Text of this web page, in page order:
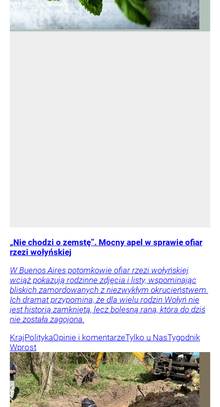
„Nie chodzi o zemstę”. Mocny apel w sprawie ofiar
rzezi wołyńskiej
W Buenos Aires potomkowie ofiar rzezi wołyńskiej
wciąż pokazują rodzinne zdjęcia i listy, wspominając
bliskich zamordowanych z niezwykłym okrucieństwem.
Ich dramat przypomina, że dla wielu rodzin Wołyń nie
jest historią zamkniętą, lecz bolesną raną, która do dziś
nie została zagojona.
KrajPolitykaOpinie i komentarzeTylko u NasTygodnik
Wprost